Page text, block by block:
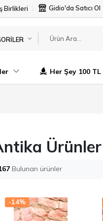
Birlikleri Gidio'da Satıcı Ol
Her Şey 100 TL
Ürünler
Bulunan ürünler
-14%